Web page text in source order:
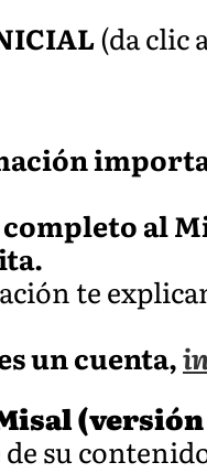
(da clic
completo al
te
un cuenta,
su